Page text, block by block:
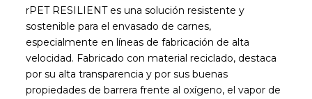
rPET RESILIENT es una solución resistente y
sostenible para el envasado de carnes,
especialmente en líneas de fabricación de alta
velocidad. Fabricado con material reciclado, destaca
por su alta transparencia y por sus buenas
propiedades de barrera frente al oxígeno, el vapor de